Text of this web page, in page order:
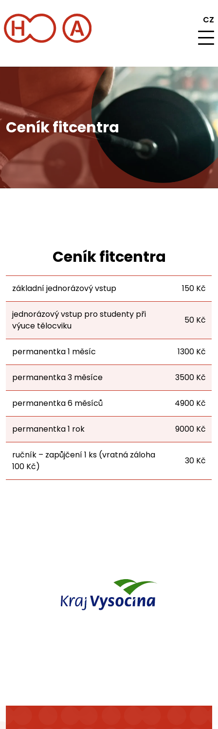
CZ
Program
Aktuality
Informace
Hotel
Fitcentrum a sport
Fitcentrum
Sport
Ceník fitcentra
Ceník fitcentra
základní jednorázový vstup 150 Kč
jednorázový vstup pro studenty při
výuce tělocviku
50 Kč
permanentka 1 měsíc 1300 Kč
permanentka 3 měsíce 3500 Kč
permanentka 6 měsíců 4900 Kč
permanentka 1 rok 9000 Kč
ručník – zapůjčení 1 ks (vratná záloha
100 Kč)
30 Kč